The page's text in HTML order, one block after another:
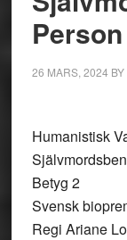
Person
26 MARS, 2024 BY
Humanistisk
Betyg 2
Svensk
Regi Ariane